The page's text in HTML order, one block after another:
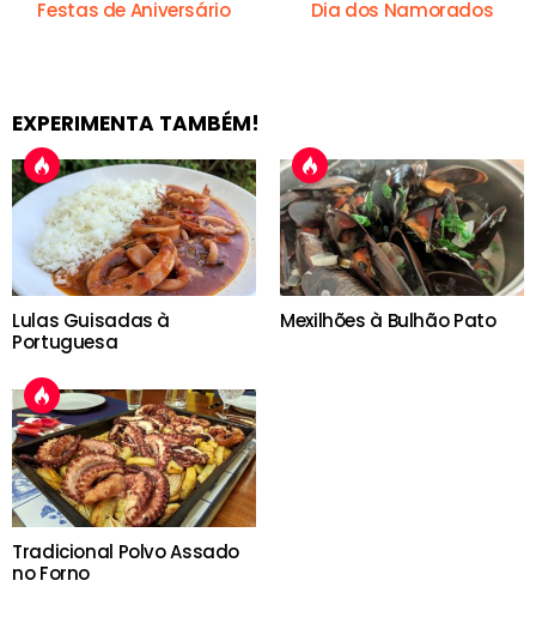
Festas de Aniversário Dia dos Namorados
EXPERIMENTA TAMBÉM!
Lulas Guisadas à
Portuguesa
Mexilhões à Bulhão Pato
Tradicional Polvo Assado
no Forno